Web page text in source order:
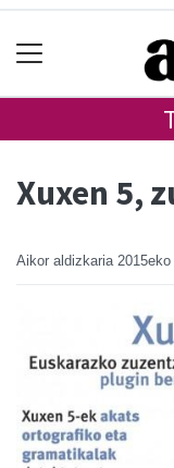
Xuxen 5,
Aikor aldizkaria